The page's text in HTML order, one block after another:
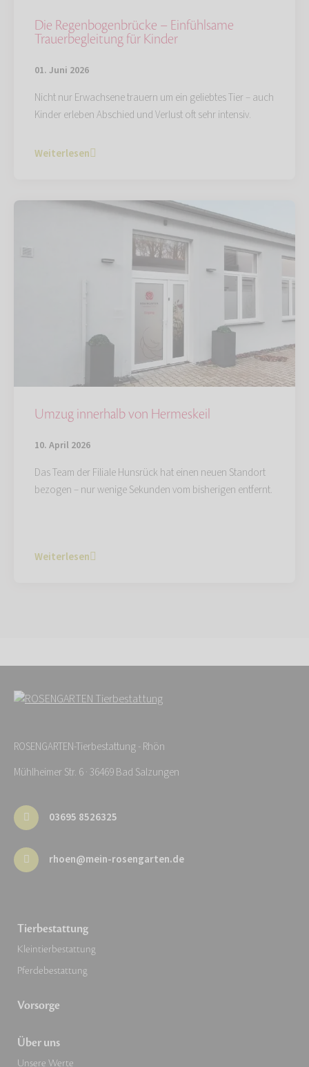
Die Regenbogenbrücke – Einfühlsame
Trauerbegleitung für Kinder
01. Juni 2026
Nicht nur Erwachsene trauern um ein geliebtes Tier – auch
Kinder erleben Abschied und Verlust oft sehr intensiv.
Weiterlesen
Umzug innerhalb von Hermeskeil
10. April 2026
Das Team der Filiale Hunsrück hat einen neuen Standort
bezogen – nur wenige Sekunden vom bisherigen entfernt.
Weiterlesen
ROSENGARTEN-Tierbestattung - Rhön
Mühlheimer Str. 6 · 36469 Bad Salzungen
03695 8526325
rhoen@mein-rosengarten.de
Tierbestattung
Kleintierbestattung
Pferdebestattung
Vorsorge
Über uns
Unsere Werte